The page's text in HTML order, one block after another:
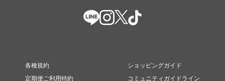
各種規約
定期便ご利用特約
ショッピングガイド
コミュニティガイドライン